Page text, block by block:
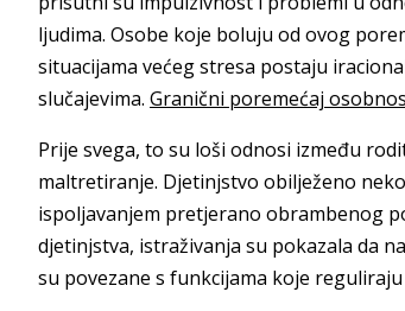
ljudima. Osobe koje boluju od ovog
situacijama većeg stresa postaju
slučajevima. Granični poremećaj
Prije svega, to su loši odnosi između
maltretiranje. Djetinjstvo obilježeno
ispoljavanjem pretjerano obrambenog
djetinjstva, istraživanja su pokazala da
su povezane s funkcijama koje reguliraju